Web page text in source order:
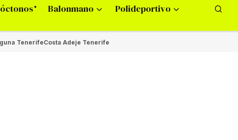
Balonmano Polideportivo
TenerifeCosta Adeje Tenerife